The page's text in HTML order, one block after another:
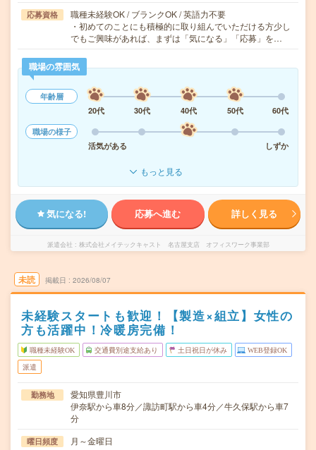
応募資格
職種未経験OK / ブランクOK / 英語力不要
・初めてのことにも積極的に取り組んでいただける方少し
でもご興味があれば、まずは「気になる」「応募」を…
職場の雰囲気
年齢層
20代
30代 40代 50代
60代
職場の様子
活気がある
しずか
もっと見る
気になる! 応募へ進む 詳しく見る
派遣会社 株式会社メイテックキャスト 名古屋支店 オフィスワーク事業部
未読 掲載日 2026/08/07
未経験スタートも歓迎！【製造×組立】女性の
方も活躍中！冷暖房完備！
職種未経験OK 交通費別途支給あり 土日祝日が休み WEB登録OK
派遣
勤務地
愛知県豊川市
伊奈駅から車8分／諏訪町駅から車4分／牛久保駅から車7
分
曜日頻度 月～金曜日